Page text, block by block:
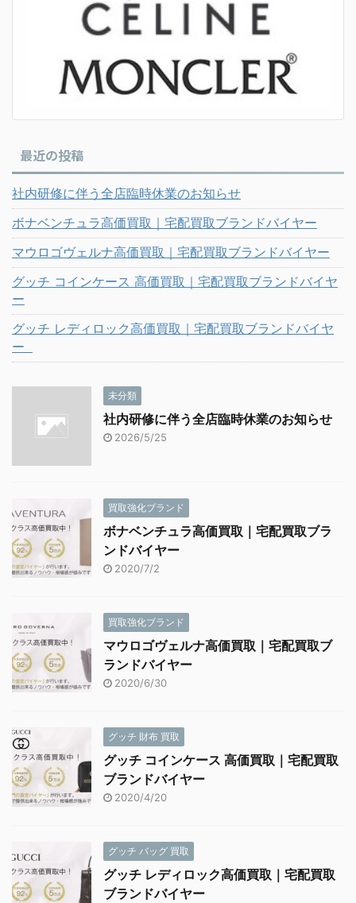
最近の投稿
社内研修に伴う全店臨時休業のお知らせ
ボナベンチュラ高価買取｜宅配買取ブランドバイヤー
マウロゴヴェルナ高価買取｜宅配買取ブランドバイヤー
グッチ コインケース 高価買取｜宅配買取ブランドバイヤ
ー
グッチ レディロック高価買取｜宅配買取ブランドバイヤ
ー
未分類
社内研修に伴う全店臨時休業のお知らせ
2026/5/25
買取強化ブランド
ボナベンチュラ高価買取｜宅配買取ブラ
ンドバイヤー
2020/7/2
買取強化ブランド
マウロゴヴェルナ高価買取｜宅配買取ブ
ランドバイヤー
2020/6/30
グッチ 財布 買取
グッチ コインケース 高価買取｜宅配買取
ブランドバイヤー
2020/4/20
グッチ バッグ 買取
グッチ レディロック高価買取｜宅配買取
ブランドバイヤー